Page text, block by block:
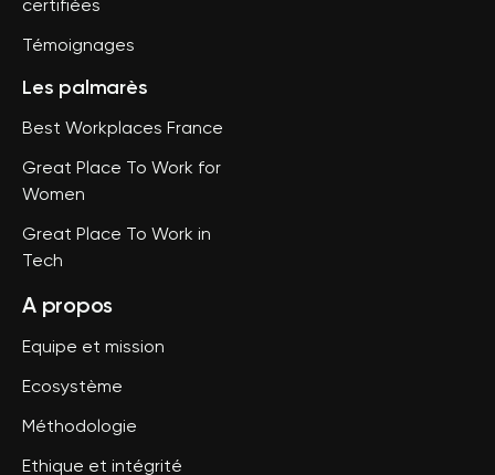
certifiées
Témoignages
Les palmarès
Best Workplaces France
Great Place To Work for
Women
Great Place To Work in
Tech
A propos
Equipe et mission
Ecosystème
Méthodologie
Ethique et intégrité